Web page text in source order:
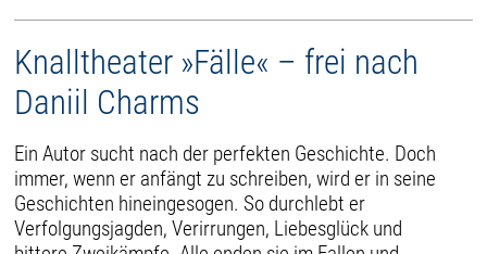
Knalltheater »Fälle« – frei nach
Daniil Charms
Ein Autor sucht nach der perfekten Geschichte. Doch
immer, wenn er anfängt zu schreiben, wird er in seine
Geschichten hineingesogen. So durchlebt er
Verfolgungsjagden, Verirrungen, Liebesglück und